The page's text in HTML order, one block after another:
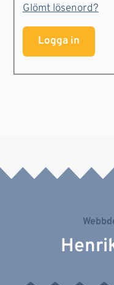
Glömt lösenord?